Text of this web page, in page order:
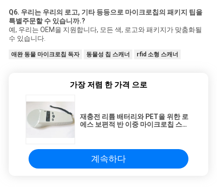
Q6. 우리는 우리의 로고, 기타 등등으로 마이크로칩의 패키지 팁을
특별주문할 수 있습니까.?
예, 우리는 OEM을 지원합니다, 모든 색, 로고와 패키지가 맞춤화될
수 있습니다.
애완 동물 마이크로칩 독자 동물성 칩 스캐너 rfid 소형 스캐너
가장 저렴 한 가격 으로
재충전 리튬 배터리와 PET을 위한 로
에스 보편적 반 이중 마이크로칩 스캐
계속하다